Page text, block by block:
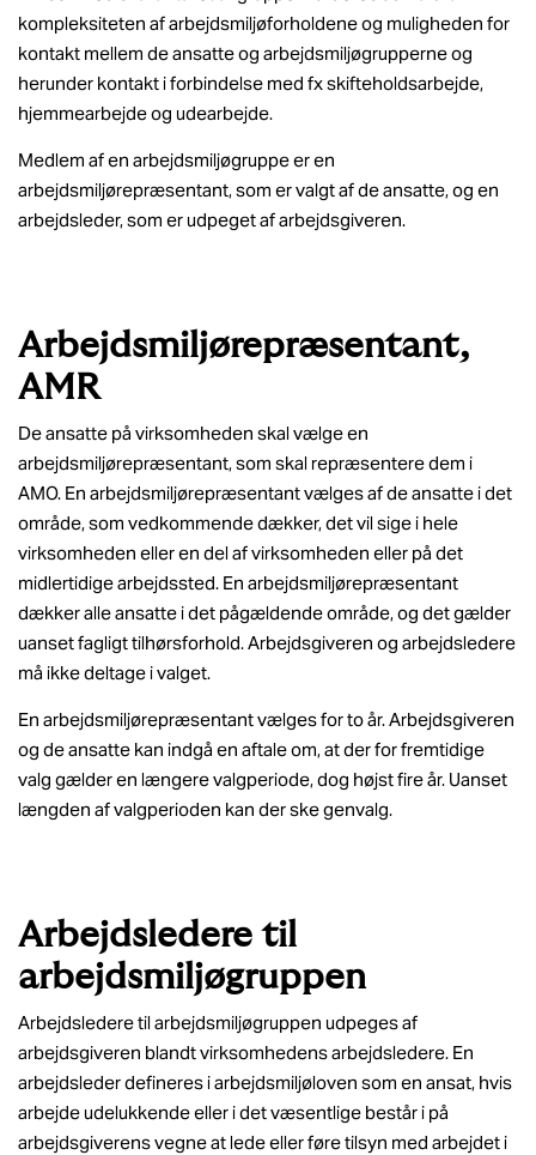
kompleksiteten af arbejdsmiljøforholdene og muligheden for
kontakt mellem de ansatte og arbejdsmiljøgrupperne og
herunder kontakt i forbindelse med fx skifteholdsarbejde,
hjemmearbejde og udearbejde.
Medlem af en arbejdsmiljøgruppe er en
arbejdsmiljørepræsentant, som er valgt af de ansatte, og en
arbejdsleder, som er udpeget af arbejdsgiveren.
Arbejdsmiljørepræsentant,
AMR
De ansatte på virksomheden skal vælge en
arbejdsmiljørepræsentant, som skal repræsentere dem i
AMO. En arbejdsmiljørepræsentant vælges af de ansatte i det
område, som vedkommende dækker, det vil sige i hele
virksomheden eller en del af virksomheden eller på det
midlertidige arbejdssted. En arbejdsmiljørepræsentant
dækker alle ansatte i det pågældende område, og det gælder
uanset fagligt tilhørsforhold. Arbejdsgiveren og arbejdsledere
må ikke deltage i valget.
En arbejdsmiljørepræsentant vælges for to år. Arbejdsgiveren
og de ansatte kan indgå en aftale om, at der for fremtidige
valg gælder en længere valgperiode, dog højst fire år. Uanset
længden af valgperioden kan der ske genvalg.
Arbejdsledere til
arbejdsmiljøgruppen
Arbejdsledere til arbejdsmiljøgruppen udpeges af
arbejdsgiveren blandt virksomhedens arbejdsledere. En
arbejdsleder defineres i arbejdsmiljøloven som en ansat, hvis
arbejde udelukkende eller i det væsentlige består i på
arbejdsgiverens vegne at lede eller føre tilsyn med arbejdet i